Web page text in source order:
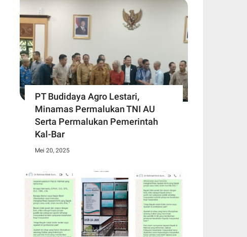
PT Budidaya Agro Lestari,
Minamas Permalukan TNI AU
Serta Permalukan Pemerintah
Kal-Bar
Mei 20, 2025